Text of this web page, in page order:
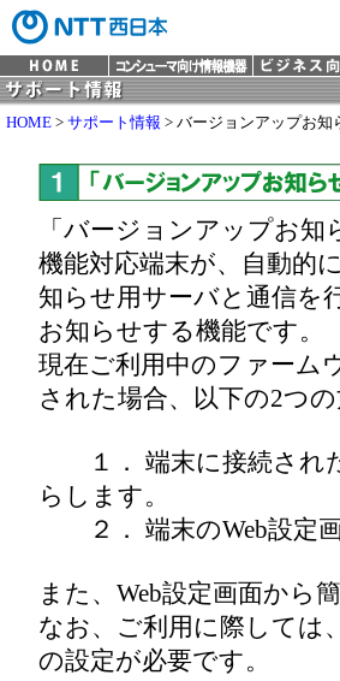
HOME > サポート情報 > バージョンアップお知
「バージョンアップお
機能対応端末が、自動的
知らせ用サーバと通信を
お知らせする機能です。
現在ご利用中のファーム
された場合、以下の2つ
１． 端末に接続され
らします。
２． 端末のWeb設定
また、Web設定画面から
なお、ご利用に際しては
の設定が必要です。